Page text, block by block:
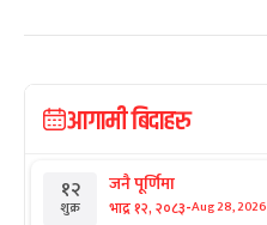
आगामी बिदाहरु
१२
शुक्र
जनै पूर्णिमा
भाद्र १२, २०८३-Aug 28, 2026